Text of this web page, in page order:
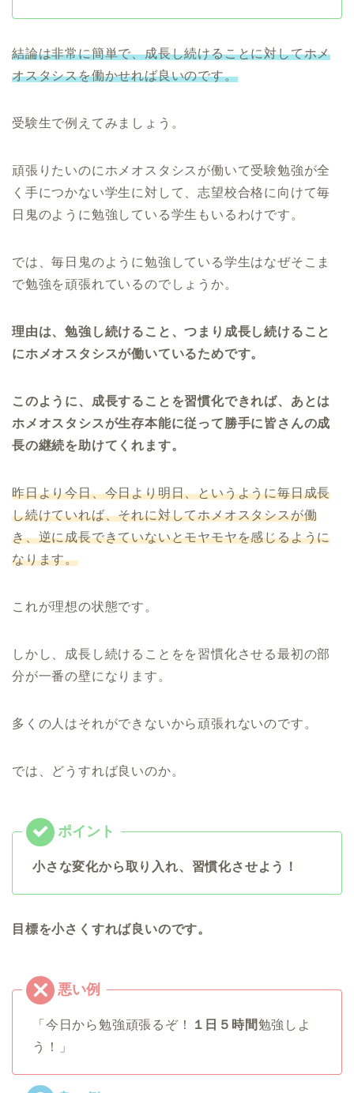
結論は非常に簡単で、成長し続けることに対してホメ
オスタシスを働かせれば良いのです。
受験生で例えてみましょう。
頑張りたいのにホメオスタシスが働いて受験勉強が全
く手につかない学生に対して、志望校合格に向けて毎
日鬼のように勉強している学生もいるわけです。
では、毎日鬼のように勉強している学生はなぜそこま
で勉強を頑張れているのでしょうか。
理由は、勉強し続けること、つまり成長し続けること
にホメオスタシスが働いているためです。
このように、成長することを習慣化できれば、あとは
ホメオスタシスが生存本能に従って勝手に皆さんの成
長の継続を助けてくれます。
昨日より今日、今日より明日、というように毎日成長
し続けていれば、それに対してホメオスタシスが働
き、逆に成長できていないとモヤモヤを感じるように
なります。
これが理想の状態です。
しかし、成長し続けることをを習慣化させる最初の部
分が一番の壁になります。
多くの人はそれができないから頑張れないのです。
では、どうすれば良いのか。
小さな変化から取り入れ、習慣化させよう！
目標を小さくすれば良いのです。
「今日から勉強頑張るぞ！ １日５時間勉強しよ
う！」